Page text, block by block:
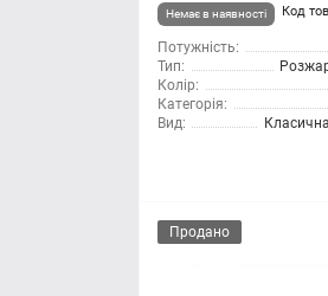
Немає в наявності Код
Потужність:
Тип:
Колір:
Категорія:
Вид:
Продано